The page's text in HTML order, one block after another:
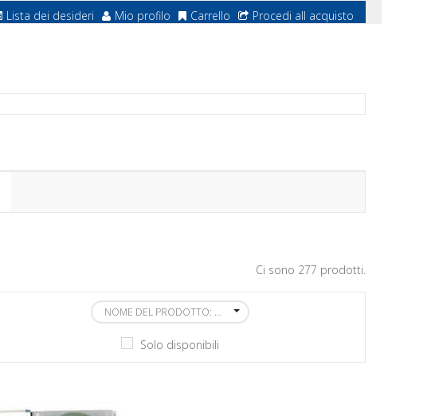
Lista dei desideri Mio profilo Carrello Procedi all acquisto
Ci sono 277 prodotti.
NOME DEL PRODOTTO: DALLA A ALLA Z
Solo disponibili